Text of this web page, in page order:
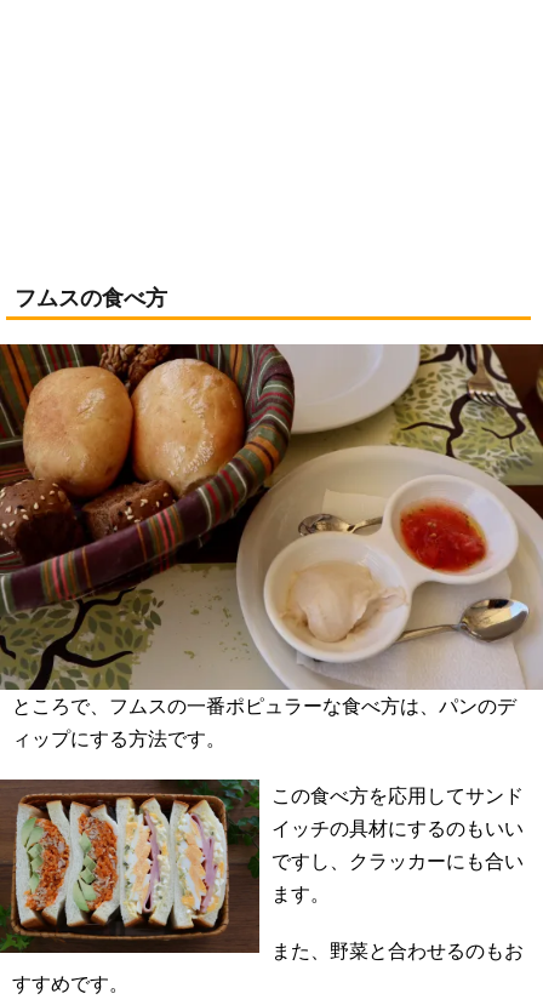
フムスの食べ方
ところで、フムスの一番ポピュラーな食べ方は、パンのデ
ィップにする方法です。
この食べ方を応用してサンド
イッチの具材にするのもいい
ですし、クラッカーにも合い
ます。
また、野菜と合わせるのもお
すすめです。